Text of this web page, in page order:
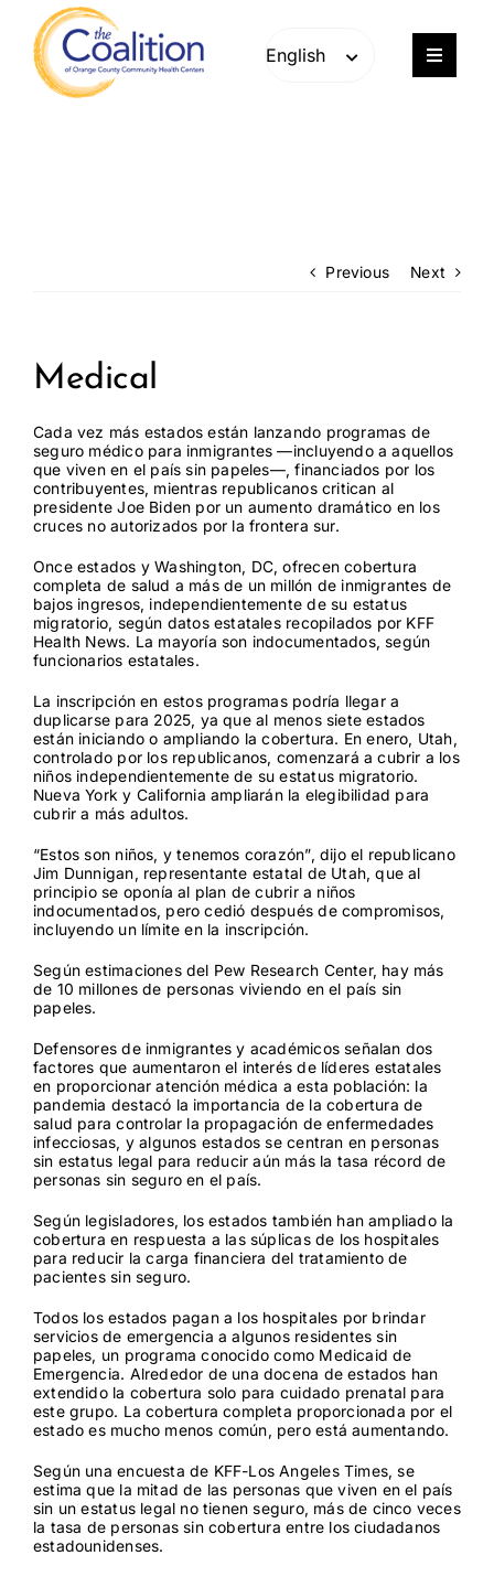
content
content
Toggle
Careers
Previous Next
Medical
Cada vez más estados están lanzando programas de
seguro médico para inmigrantes —incluyendo a aquellos
que viven en el país sin papeles—, financiados por los
contribuyentes, mientras republicanos critican al
presidente Joe Biden por un aumento dramático en los
cruces no autorizados por la frontera sur.
Once estados y Washington, DC, ofrecen cobertura
completa de salud a más de un millón de inmigrantes de
bajos ingresos, independientemente de su estatus
migratorio, según datos estatales recopilados por KFF
Health News. La mayoría son indocumentados, según
funcionarios estatales.
La inscripción en estos programas podría llegar a
duplicarse para 2025, ya que al menos siete estados
están iniciando o ampliando la cobertura. En enero, Utah,
controlado por los republicanos, comenzará a cubrir a los
niños independientemente de su estatus migratorio.
Nueva York y California ampliarán la elegibilidad para
cubrir a más adultos.
“Estos son niños, y tenemos corazón”, dijo el republicano
Jim Dunnigan, representante estatal de Utah, que al
principio se oponía al plan de cubrir a niños
indocumentados, pero cedió después de compromisos,
incluyendo un límite en la inscripción.
Según estimaciones del Pew Research Center, hay más
de 10 millones de personas viviendo en el país sin
papeles.
Defensores de inmigrantes y académicos señalan dos
factores que aumentaron el interés de líderes estatales
en proporcionar atención médica a esta población: la
pandemia destacó la importancia de la cobertura de
salud para controlar la propagación de enfermedades
infecciosas, y algunos estados se centran en personas
sin estatus legal para reducir aún más la tasa récord de
personas sin seguro en el país.
Según legisladores, los estados también han ampliado la
cobertura en respuesta a las súplicas de los hospitales
para reducir la carga financiera del tratamiento de
pacientes sin seguro.
Todos los estados pagan a los hospitales por brindar
servicios de emergencia a algunos residentes sin
papeles, un programa conocido como Medicaid de
Emergencia. Alrededor de una docena de estados han
extendido la cobertura solo para cuidado prenatal para
este grupo. La cobertura completa proporcionada por el
estado es mucho menos común, pero está aumentando.
Según una encuesta de KFF-Los Angeles Times, se
estima que la mitad de las personas que viven en el país
sin un estatus legal no tienen seguro, más de cinco veces
la tasa de personas sin cobertura entre los ciudadanos
estadounidenses.